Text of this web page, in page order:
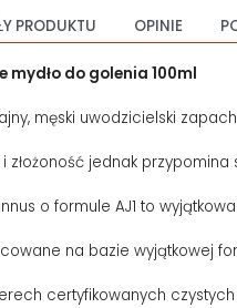
PRODUKTU OPINIE
do golenia 100ml
męski uwodzicielski
jednak przypomina
o formule AJ1 to
na bazie wyjątkowej
certyfikowanych